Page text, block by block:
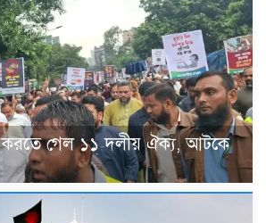
করতে গেল ১১ দলীয় ঐক্য, আটকে